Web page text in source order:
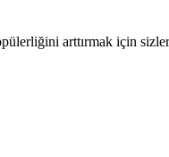
arttırmak için